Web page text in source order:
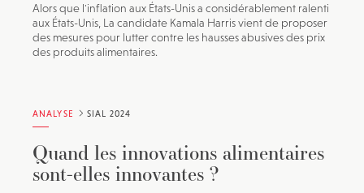
Alors que l'inflation aux États-Unis a considérablement ralenti
aux États-Unis, La candidate Kamala Harris vient de proposer
des mesures pour lutter contre les hausses abusives des prix
des produits alimentaires.
ANALYSE SIAL 2024
Quand les innovations alimentaires
sont-elles innovantes ?